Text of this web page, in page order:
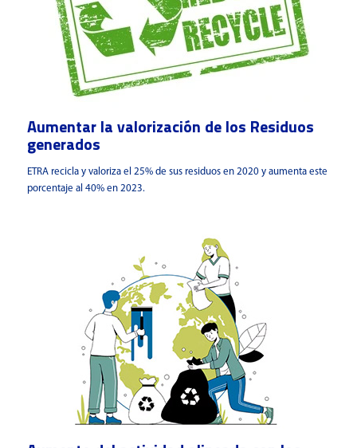
Aumentar la valorización de los Residuos
generados
ETRA recicla y valoriza el 25% de sus residuos en 2020 y aumenta este
porcentaje al 40% en 2023.